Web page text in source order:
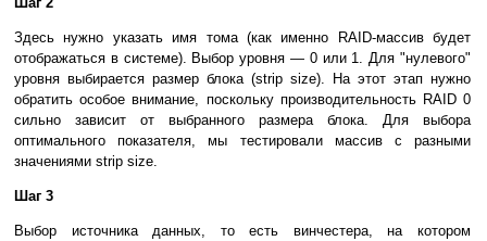
Здесь нужно указать имя тома (как именно RAID-массив будет
отображаться в системе). Выбор уровня — 0 или 1. Для "нулевого"
уровня выбирается размер блока (strip size). На этот этап нужно
обратить особое внимание, поскольку производительность RAID 0
сильно зависит от выбранного размера блока. Для выбора
оптимального показателя, мы тестировали массив с разными
значениями strip size.
Шаг 3
Выбор источника данных, то есть винчестера, на котором